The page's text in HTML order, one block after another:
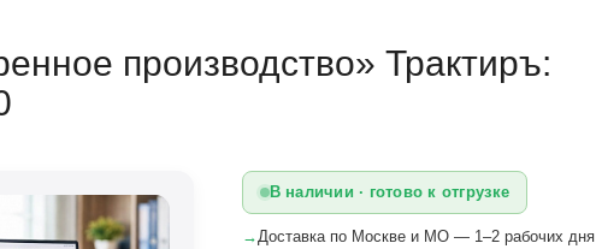
производство» Трактиръ:
В наличии · готово к отгрузке
→ Доставка по Москве и МО — 1–2 рабочих дня